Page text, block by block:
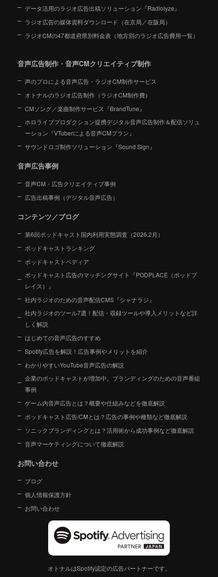
データ活用のラジオ広告出稿ソリューション『Radiolyze』
ラジオ広告の媒体資料ダウンロード（在京局／在阪局）
ラジオCMの47都道府県別料金表（地方別のラジオ広告費用一覧）
音声広告制作・音声CMクリエイティブ制作
声のプロによる音声広告・ラジオCM制作サービス
オトナルのラジオ広告制作（ラジオCM制作費）
CMソング／楽曲制作サービス『BrandTune』
ホロライブプロダクション提携デジタル音声広告制作＆配信ソリュ
ーション 『VTuberによる音声CMプラン』
サウンドロゴ制作ソリューション『Sound Sign』
音声広告事例
音声CM・広告クリエイティブ事例
広告出稿事例（デジタル音声広告）
コンテンツ／ブログ
第6回ポッドキャスト国内利用実態調査（2026.2月）
ポッドキャストランキング
ポッドキャストペディア
ポッドキャスト広告のマッチングサイト『PODPLACE（ポッドプ
レイス）』
社内ラジオのための音声配信CMS『シャナラジ』
社内ラジオのツール7選！配信・収録ツールや導入メリットなど詳
しく解説
はじめての音声広告のすすめ
Spotify広告を解説！広告事例やメリットを紹介
わかりやすいYouTube音声広告の解説
企業のポッドキャストが増加中。ブランディングのための音声番組
事例
ゲーム内音声広告とは？概要や仕組みなどを徹底解説
ポッドキャスト広告/CMとは？広告の事例や種類など徹底解説
ソニックブランディングとは？活用術から成功事例など徹底解説
音声マーケティングについて徹底解説
お問い合わせ
ブログ
個人情報保護方針
お問い合わせ
オトナルはSpotify認定の広告パートナーです。